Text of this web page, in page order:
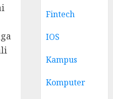
Fintech
IOS
Kampus
Komputer